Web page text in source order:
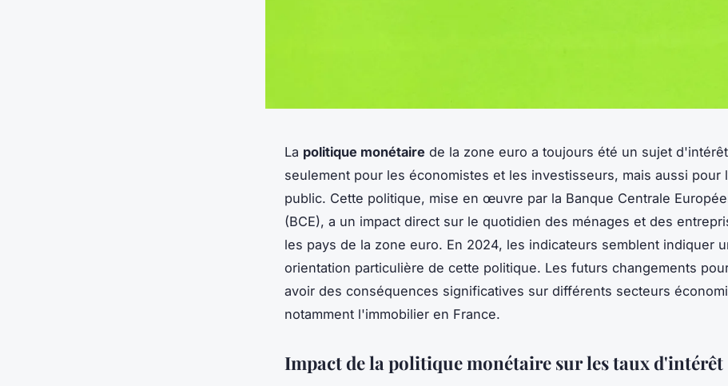
La politique monétaire de la zone euro a toujours été un sujet
seulement pour les économistes et les investisseurs, mais aussi pour
public. Cette politique, mise en œuvre par la Banque Centrale
(BCE), a un impact direct sur le quotidien des ménages et des
les pays de la zone euro. En 2024, les indicateurs semblent indiquer
orientation particulière de cette politique. Les futurs changements
avoir des conséquences significatives sur différents secteurs
notamment l'immobilier en France.
Impact de la politique monétaire sur les taux d'intérêt